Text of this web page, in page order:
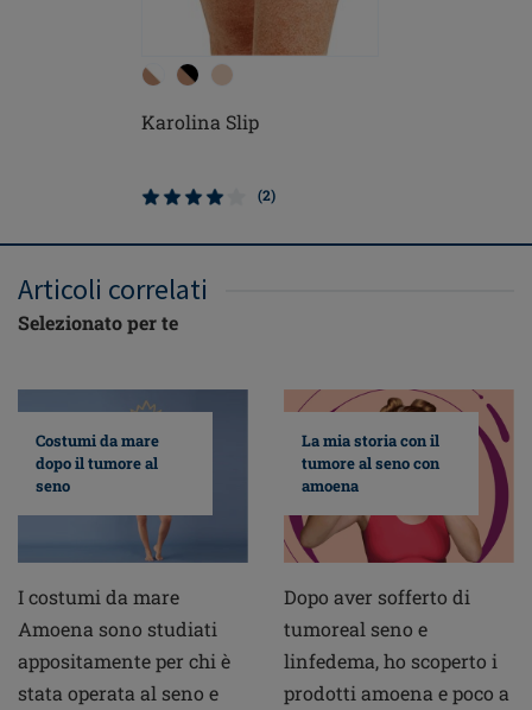
Karolina Slip
(2)
Articoli correlati
Selezionato per te
Costumi da mare
dopo il tumore al
seno
I costumi da mare
Amoena sono studiati
appositamente per chi è
stata operata al seno e
La mia storia con il
tumore al seno con
amoena
Dopo aver sofferto di
tumoreal seno e
linfedema, ho scoperto i
prodotti amoena e poco a